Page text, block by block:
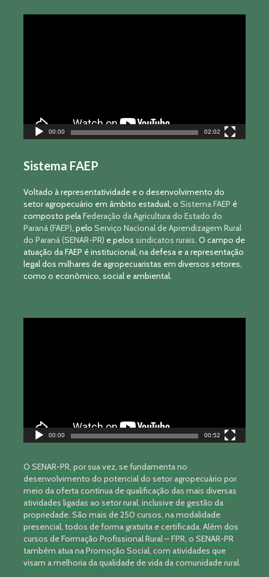
00:00 02:02
Sistema FAEP
Voltado à representatividade e o desenvolvimento do
setor agropecuário em âmbito estadual, o Sistema FAEP é
composto pelaFederação da Agricultura do Estado do
Paraná (FAEP), pelo Serviço Nacional de Aprendizagem Rural
do Paraná (SENAR-PR) e pelos sindicatos rurais. O campo de
atuação da FAEP é institucional, na defesa e a representação
legal dos milhares de agropecuaristas em diversos setores,
como o econômico, social e ambiental.
00:00 00:52
O SENAR-PR, por sua vez, se fundamenta no
desenvolvimento do potencial do setor agropecuário por
meio da oferta contínua de qualificação das mais diversas
atividades ligadas ao setor rural, inclusive de gestão da
propriedade. São mais de 250 cursos, na modalidade
presencial, todos de forma gratuita e certificada. Além dos
cursos de Formação Profissional Rural – FPR, o SENAR-PR
também atua na Promoção Social, com atividades que
visam a melhoria da qualidade de vida da comunidade rural.